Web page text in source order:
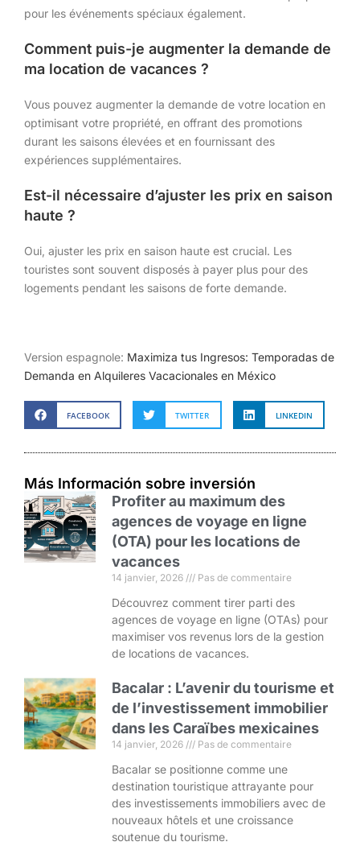
pour les événements spéciaux également.
Comment puis-je augmenter la demande de
ma location de vacances ?
Vous pouvez augmenter la demande de votre location en
optimisant votre propriété, en offrant des promotions
durant les saisons élevées et en fournissant des
expériences supplémentaires.
Est-il nécessaire d’ajuster les prix en saison
haute ?
Oui, ajuster les prix en saison haute est crucial. Les
touristes sont souvent disposés à payer plus pour des
logements pendant les saisons de forte demande.
Version espagnole: Maximiza tus Ingresos: Temporadas de
Demanda en Alquileres Vacacionales en México
FACEBOOK TWITTER LINKEDIN
Más Información sobre inversión
Profiter au maximum des
agences de voyage en ligne
(OTA) pour les locations de
vacances
14 janvier, 2026 Pas de commentaire
Découvrez comment tirer parti des
agences de voyage en ligne (OTAs) pour
maximiser vos revenus lors de la gestion
de locations de vacances.
Bacalar : L’avenir du tourisme et
de l’investissement immobilier
dans les Caraïbes mexicaines
14 janvier, 2026 Pas de commentaire
Bacalar se positionne comme une
destination touristique attrayante pour
des investissements immobiliers avec de
nouveaux hôtels et une croissance
soutenue du tourisme.